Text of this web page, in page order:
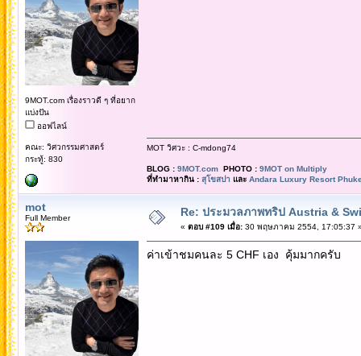
9MOT.com เรื่องราวดี ๆ ที่อยาก
แบ่งปัน
ออฟไลน์
คณะ: วิศวกรรมศาสตร์
กระทู้: 830
MOT วิศวะ : C-mdong74
BLOG : 9MOT.comPHOTO : 9MOT on Multiply
ที่ทำมาหากิน : สุโขสปา และ Andara Luxury Resort
mot
Full Member Re: ประมวลภาพทริป Austria &
« ตอบ #109 เมื่อ:30 พฤษภาคม 2554, 17:05:37
ค่าเข้าชมคนละ 5 CHF เอง คุ้มมากครับ